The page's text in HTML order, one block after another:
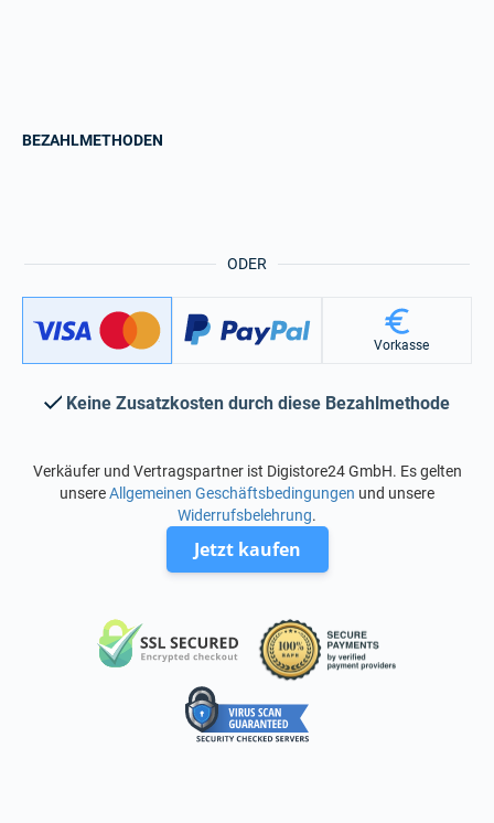
ODER
BEZAHLMETHODEN
Vorkasse
Keine Zusatzkosten durch diese Bezahlmethode
Verkäufer und Vertragspartner ist Digistore24 GmbH. Es gelten
unsereAllgemeinen Geschäftsbedingungen und unsere
Widerrufsbelehrung.
Jetzt kaufen